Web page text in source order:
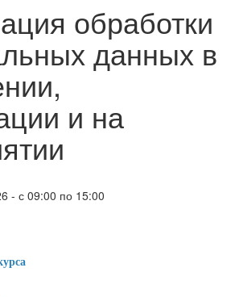
обработки
данных в
и на
- с 09:00 по 15:00